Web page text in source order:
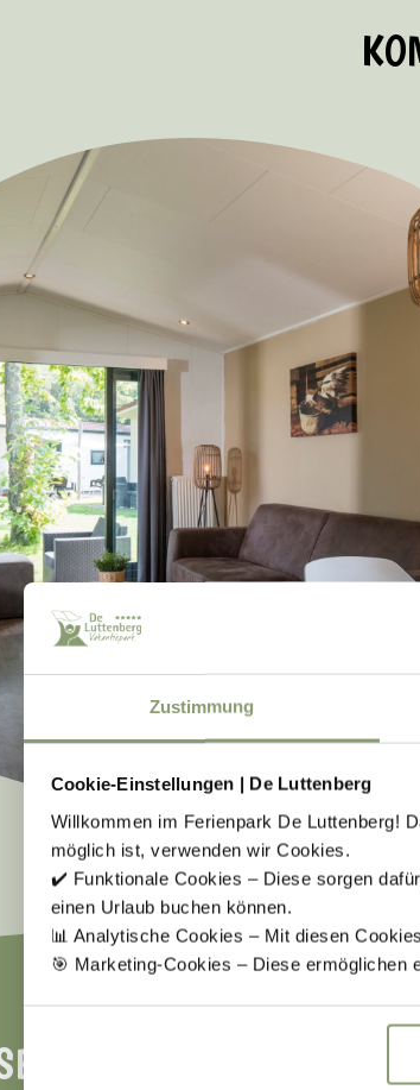
Zustimmung
Cookie-Einstellungen | De Luttenberg
Willkommen im Ferienpark De Luttenberg!
möglich ist, verwenden wir Cookies.
✔️ Funktionale Cookies – Diese sorgen
einen Urlaub buchen können.
📊 Analytische Cookies – Mit diesen
🎯 Marketing-Cookies – Diese ermöglichen
BOSLODGES